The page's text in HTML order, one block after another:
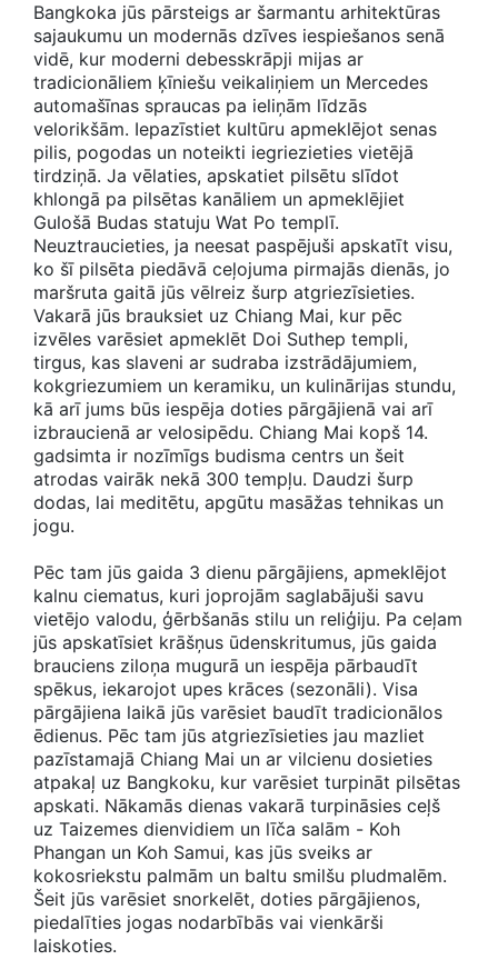
Bangkoka jūs pārsteigs ar šarmantu arhitektūras
sajaukumu un modernās dzīves iespiešanos senā
vidē, kur moderni debesskrāpji mijas ar
tradicionāliem ķīniešu veikaliņiem un Mercedes
automašīnas spraucas pa ieliņām līdzās
velorikšām. Iepazīstiet kultūru apmeklējot senas
pilis, pogodas un noteikti iegriezieties vietējā
tirdziņā. Ja vēlaties, apskatiet pilsētu slīdot
khlongā pa pilsētas kanāliem un apmeklējiet
Gulošā Budas statuju Wat Po templī.
Neuztraucieties, ja neesat paspējuši apskatīt visu,
ko šī pilsēta piedāvā ceļojuma pirmajās dienās, jo
maršruta gaitā jūs vēlreiz šurp atgriezīsieties.
Vakarā jūs brauksiet uz Chiang Mai, kur pēc
izvēles varēsiet apmeklēt Doi Suthep templi,
tirgus, kas slaveni ar sudraba izstrādājumiem,
kokgriezumiem un keramiku, un kulinārijas stundu,
kā arī jums būs iespēja doties pārgājienā vai arī
izbraucienā ar velosipēdu. Chiang Mai kopš 14.
gadsimta ir nozīmīgs budisma centrs un šeit
atrodas vairāk nekā 300 tempļu. Daudzi šurp
dodas, lai meditētu, apgūtu masāžas tehnikas un
jogu.
Pēc tam jūs gaida 3 dienu pārgājiens, apmeklējot
kalnu ciematus, kuri joprojām saglabājuši savu
vietējo valodu, ģērbšanās stilu un reliģiju. Pa ceļam
jūs apskatīsiet krāšņus ūdenskritumus, jūs gaida
brauciens ziloņa mugurā un iespēja pārbaudīt
spēkus, iekarojot upes krāces (sezonāli). Visa
pārgājiena laikā jūs varēsiet baudīt tradicionālos
ēdienus. Pēc tam jūs atgriezīsieties jau mazliet
pazīstamajā Chiang Mai un ar vilcienu dosieties
atpakaļ uz Bangkoku, kur varēsiet turpināt pilsētas
apskati. Nākamās dienas vakarā turpināsies ceļš
uz Taizemes dienvidiem un līča salām - Koh
Phangan un Koh Samui, kas jūs sveiks ar
kokosriekstu palmām un baltu smilšu pludmalēm.
Šeit jūs varēsiet snorkelēt, doties pārgājienos,
piedalīties jogas nodarbībās vai vienkārši
laiskoties.